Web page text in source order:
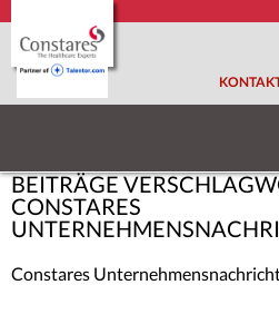
ÜBER UNS
BEITRÄGE
CONSTARES
Constares